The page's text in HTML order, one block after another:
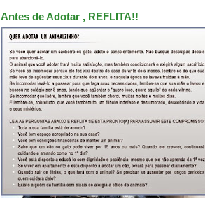
Antes de Adotar , REFLITA!!